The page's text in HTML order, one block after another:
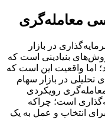
معامله‌گری
در بازار
بنیادینی است که
اما واقعیت این است که
تحلیلی در بازار سهام
رویکردی
است؛ چراکه
انتخاب و عمل به یک